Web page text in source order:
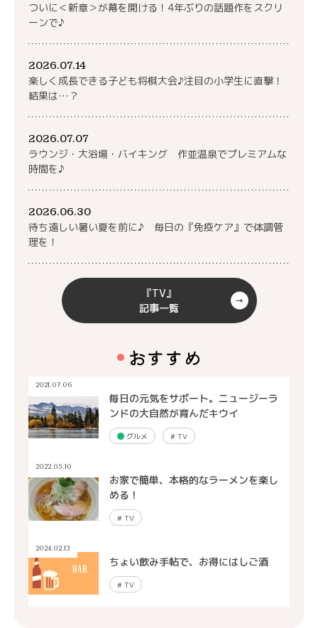
ついに＜新章＞が幕を開ける！4年ぶりの話題作をスクリ
ーンで♪
2026.07.14
楽しく成長できる子ども将棋大会♪注目の小学生に直撃！
結果は…？
2026.07.07
ラウンジ・大浴場・バイキング 作並温泉でプレミアムな
時間を♪
2026.06.30
待ち遠しい暑い夏を前に♪ 毎日の『免疫ケア』で体調管
理を！
『TV』
記事一覧
おすすめ
2021.07.06
毎日の元気をサポート。ニュージーラ
ンドの大自然が育んだキウイ
グルメ #TV
2022.05.10
お家で簡単、本格的なラーメンを楽し
める！
#TV
2024.02.13
ちょい飲み手帖で、お得にはしご酒
#TV